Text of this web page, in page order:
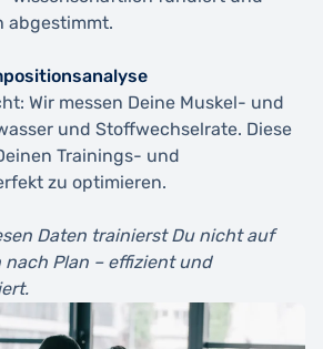
abgestimmt.
Wir messen Deine Muskel- und
und Stoffwechselrate. Diese
Trainings- und
zu optimieren.
Daten trainierst Du nicht auf
Plan – effizient und